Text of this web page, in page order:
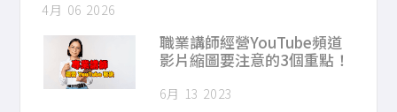
4月 06 2026
職業講師經營YouTube頻道
影片縮圖要注意的3個重點！
6月 13 2023